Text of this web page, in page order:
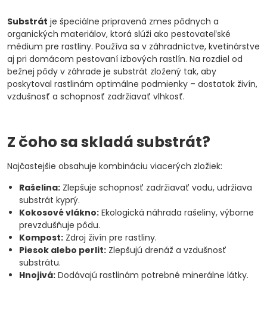
Substrát je špeciálne pripravená zmes pôdnych a
organických materiálov, ktorá slúži ako pestovateľské
médium pre rastliny. Používa sa v záhradníctve, kvetinárstve
aj pri domácom pestovaní izbových rastlín. Na rozdiel od
bežnej pôdy v záhrade je substrát zložený tak, aby
poskytoval rastlinám optimálne podmienky – dostatok živín,
vzdušnosť a schopnosť zadržiavať vlhkosť.
Z čoho sa skladá substrát?
Najčastejšie obsahuje kombináciu viacerých zložiek:
Rašelina: Zlepšuje schopnosť zadržiavať vodu, udržiava
substrát kyprý.
Kokosové vlákno: Ekologická náhrada rašeliny, výborne
prevzdušňuje pôdu.
Kompost: Zdroj živín pre rastliny.
Piesok alebo perlit: Zlepšujú drenáž a vzdušnosť
substrátu.
Hnojivá: Dodávajú rastlinám potrebné minerálne látky.